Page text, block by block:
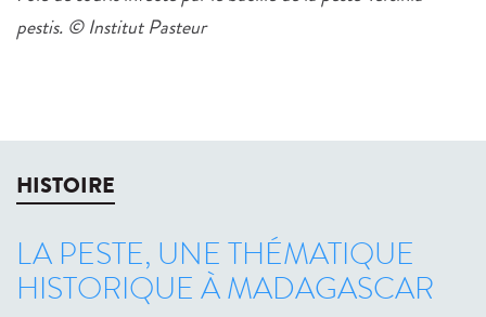
pestis. © Institut Pasteur
HISTOIRE
LA PESTE, UNE THÉMATIQUE
HISTORIQUE À MADAGASCAR